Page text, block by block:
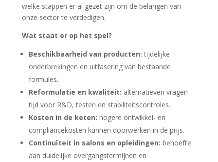
welke stappen er al gezet zijn om de belangen van
onze sector te verdedigen.
Wat staat er op het spel?
Beschikbaarheid van producten: tijdelijke
onderbrekingen en uitfasering van bestaande
formules.
Reformulatie en kwaliteit: alternatieven vragen
tijd voor R&D, testen en stabiliteitscontroles.
Kosten in de keten: hogere ontwikkel- en
compliancekosten kunnen doorwerken in de prijs.
Continuïteit in salons en opleidingen: behoefte
aan duidelijke overgangstermijnen en